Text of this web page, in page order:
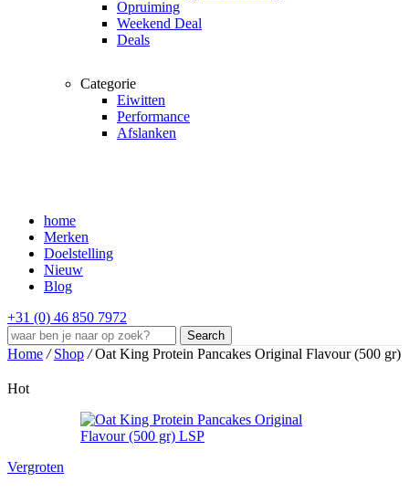
Opruiming
Weekend Deal
Deals
Categorie
Eiwitten
Performance
Afslanken
home
Merken
Doelstelling
Nieuw
Blog
+31 (0) 46 850 7972
Search
Home / Shop / Oat King Protein Pancakes Original Flavour (500 gr)
Hot
Vergroten